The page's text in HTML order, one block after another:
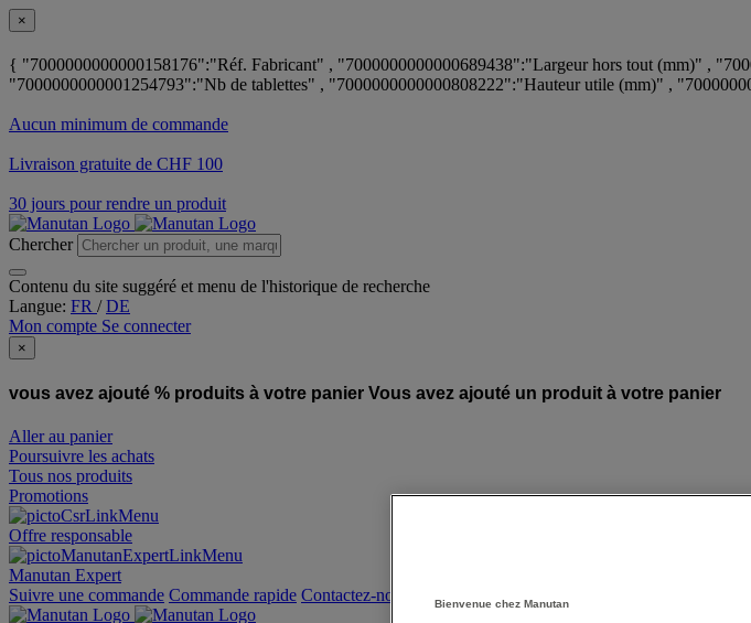
×
{ "7000000000000158176":"Réf. Fabricant" , "7000000000000689438":"Largeur hors tout (mm)" ,
"7000000000001254793":"Nb de tablettes" , "7000000000000808222":"Hauteur utile (mm)" ,
Aucun minimum de commande
Livraison gratuite de CHF 100
30 jours pour rendre un produit
Chercher
Contenu du site suggéré et menu de l'historique de recherche
Langue: FR /DE
Mon compte Se connecter
×
vous avez ajouté % produits à votre panier Vous avez ajouté un produit à votre panier
Aller au panier
Poursuivre les achats
Tous nos produits
Promotions
Offre responsable
Manutan Expert
Suivre une commande Commande rapide Contactez-nous Bienvenue chez Manutan